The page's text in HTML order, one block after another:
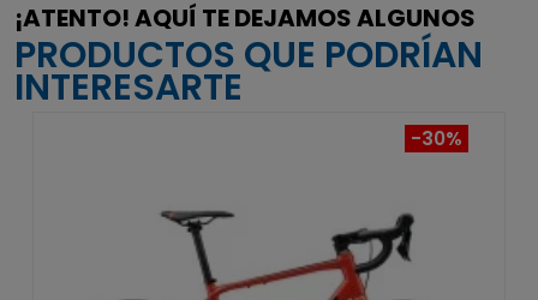
¡ATENTO! AQUÍ TE DEJAMOS ALGUNOS
PRODUCTOS QUE PODRÍAN
INTERESARTE
-30%